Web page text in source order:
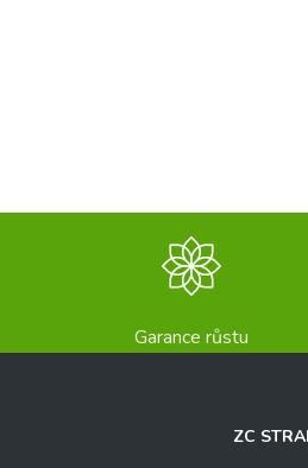
Garance růstu
ZC